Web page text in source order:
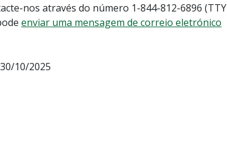
nos através do número 1-844-812-6896 (TTY
enviar uma mensagem de correio eletrónico
10/2025